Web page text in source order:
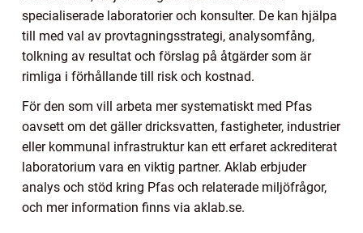
specialiserade laboratorier och konsulter. De kan hjälpa
till med val av provtagningsstrategi, analysomfång,
tolkning av resultat och förslag på åtgärder som är
rimliga i förhållande till risk och kostnad.
För den som vill arbeta mer systematiskt med Pfas
oavsett om det gäller dricksvatten, fastigheter, industrier
eller kommunal infrastruktur kan ett erfaret ackrediterat
laboratorium vara en viktig partner. Aklab erbjuder
analys och stöd kring Pfas och relaterade miljöfrågor,
och mer information finns via aklab.se.